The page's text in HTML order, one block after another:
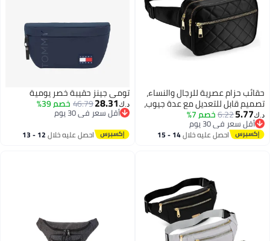
حقائب حزام عصرية للرجال والنساء،
تصميم قابل للتعديل مع عدة جيوب،
مثالية للسفر، والمشي، وركوب
الدراجات، والجري، حل مريح لحمل
الهاتف
د.ك‏5.77
6.22خصم 7%
أقل سعر في 30 يوم
أقل سعر في 30 يوماحصل عليه خلال 14 - 15
تومي جينز حقيبة خصر يومية
د.ك‏28.31
46.79خصم 39%
أقل سعر في 30 يوم
أقل سعر في 30 يوم
احصل عليه خلال 12 - 13